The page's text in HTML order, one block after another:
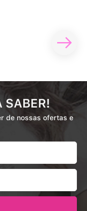
SABER!
de nossas ofertas e